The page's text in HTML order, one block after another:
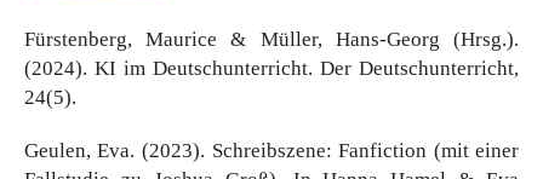
Fürstenberg, Maurice & Müller, Hans-Georg (Hrsg.).
(2024). KI im Deutschunterricht. Der Deutschunterricht,
24(5).
Geulen, Eva. (2023). Schreibszene: Fanfiction (mit einer